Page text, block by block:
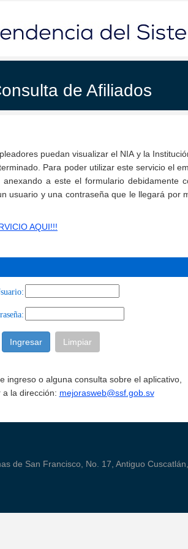
de Afiliados
puedan visualizar el NIA y la
Para poder utilizar este servicio el
anexando a este el formulario debidamente
usuario y una contraseña que le llegará por
AQUI!!!
ingreso o alguna consulta sobre el aplicativo,
la dirección: mejorasweb@ssf.gob.sv
de San Francisco, No. 17, Antiguo